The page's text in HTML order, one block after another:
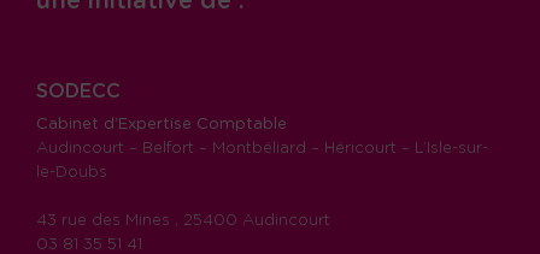
SODECC
Cabinet d’Expertise Comptable
Audincourt – Belfort – Montbéliard – Héricourt – L’Isle-sur-
le-Doubs
43 rue des Mines , 25400 Audincourt
03 81 35 51 41